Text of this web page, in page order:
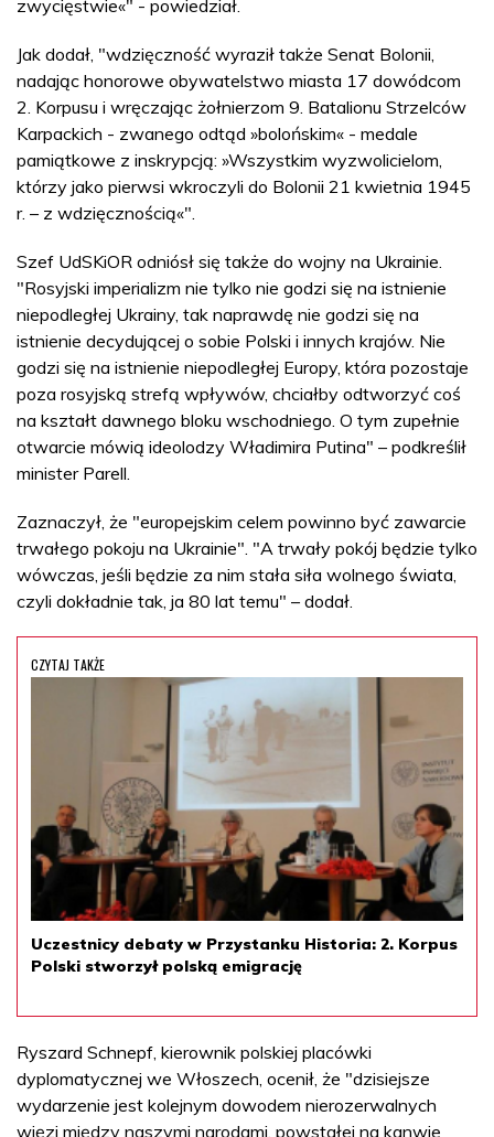
zwycięstwie«" - powiedział.
Jak dodał, "wdzięczność wyraził także Senat Bolonii,
nadając honorowe obywatelstwo miasta 17 dowódcom
2. Korpusu i wręczając żołnierzom 9. Batalionu Strzelców
Karpackich - zwanego odtąd »bolońskim« - medale
pamiątkowe z inskrypcją: »Wszystkim wyzwolicielom,
którzy jako pierwsi wkroczyli do Bolonii 21 kwietnia 1945
r. – z wdzięcznością«".
Szef UdSKiOR odniósł się także do wojny na Ukrainie.
"Rosyjski imperializm nie tylko nie godzi się na istnienie
niepodległej Ukrainy, tak naprawdę nie godzi się na
istnienie decydującej o sobie Polski i innych krajów. Nie
godzi się na istnienie niepodległej Europy, która pozostaje
poza rosyjską strefą wpływów, chciałby odtworzyć coś
na kształt dawnego bloku wschodniego. O tym zupełnie
otwarcie mówią ideolodzy Władimira Putina" – podkreślił
minister Parell.
Zaznaczył, że "europejskim celem powinno być zawarcie
trwałego pokoju na Ukrainie". "A trwały pokój będzie tylko
wówczas, jeśli będzie za nim stała siła wolnego świata,
czyli dokładnie tak, ja 80 lat temu" – dodał.
CZYTAJ TAKŻE
Uczestnicy debaty w Przystanku Historia: 2. Korpus
Polski stworzył polską emigrację
Ryszard Schnepf, kierownik polskiej placówki
dyplomatycznej we Włoszech, ocenił, że "dzisiejsze
wydarzenie jest kolejnym dowodem nierozerwalnych
więzi między naszymi narodami, powstałej na kanwie